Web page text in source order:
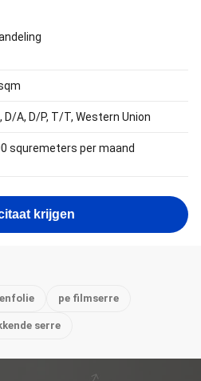
D/A, D/P, T/T, Western Union
squremeters per maand
krijgen
pe filmserre
serre